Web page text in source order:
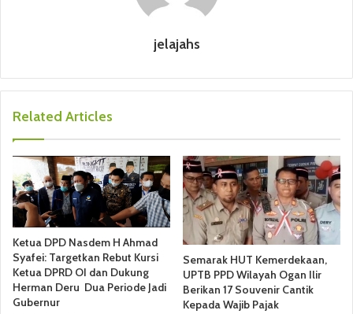
jelajahs
Related Articles
Ketua DPD Nasdem H Ahmad
Syafei: Targetkan Rebut Kursi
Ketua DPRD OI dan Dukung
Herman Deru Dua Periode Jadi
Gubernur
Semarak HUT Kemerdekaan,
UPTB PPD Wilayah Ogan Ilir
Berikan 17 Souvenir Cantik
Kepada Wajib Pajak